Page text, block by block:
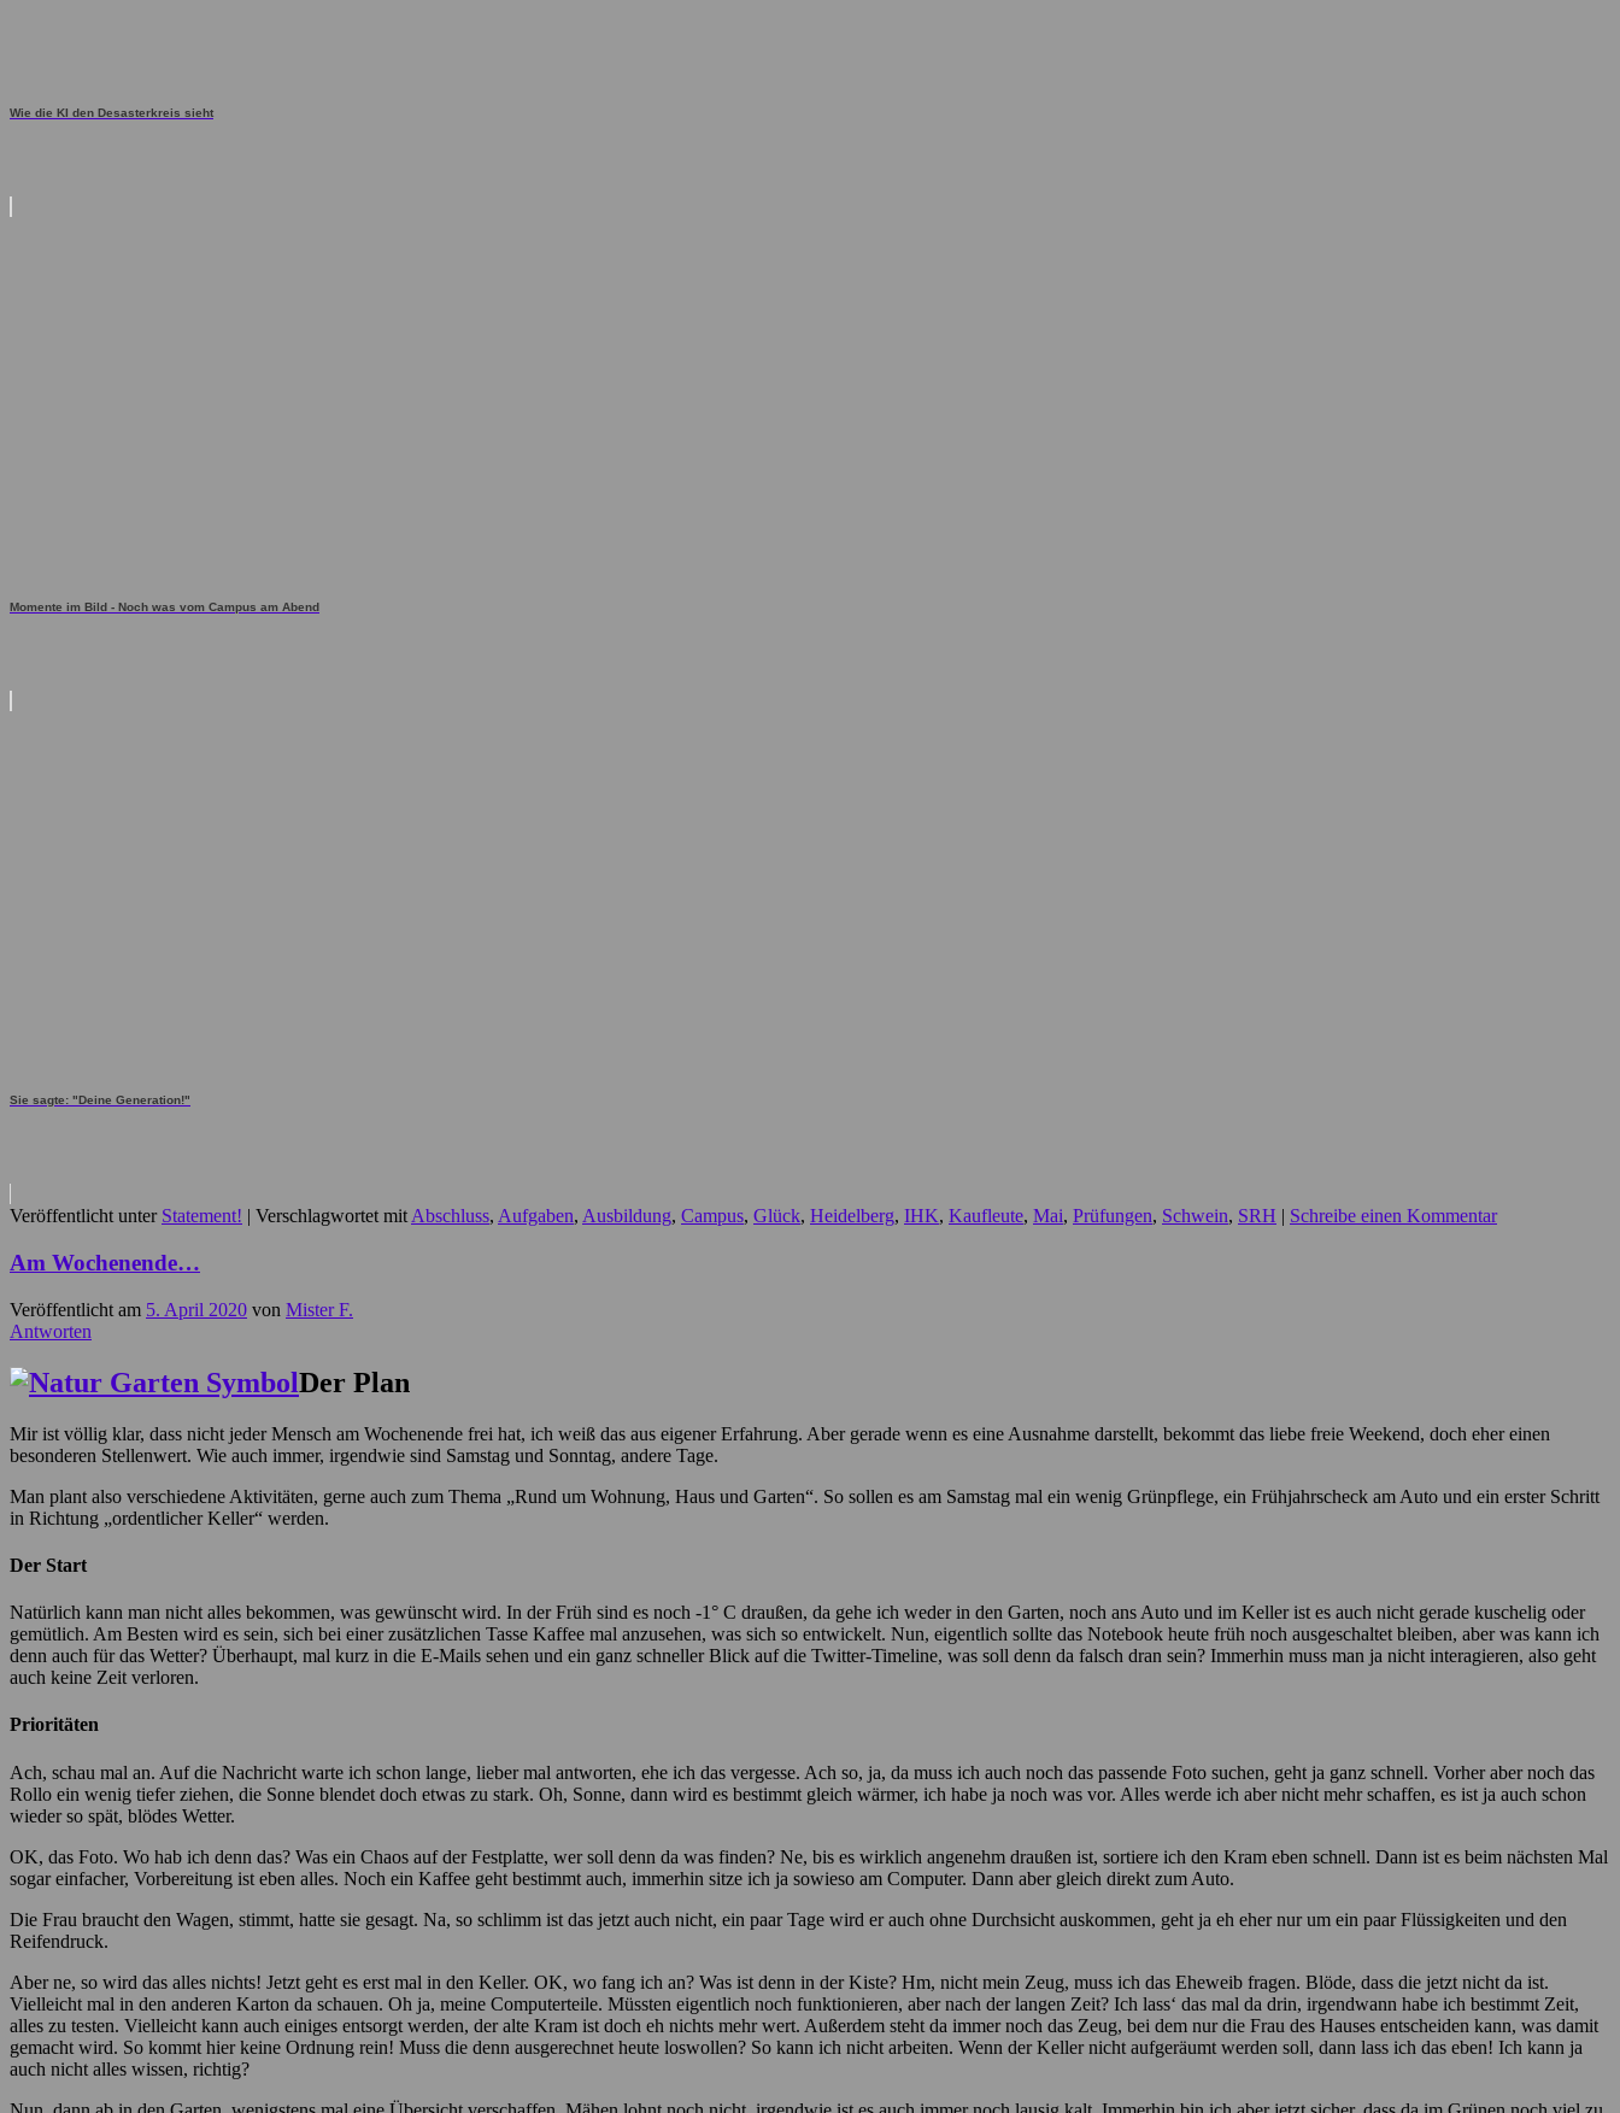
Wie die KI den Desasterkreis sieht
Momente im Bild - Noch was vom Campus am Abend
Sie sagte: "Deine Generation!"
Veröffentlicht unter Statement! | Verschlagwortet mit Abschluss, Aufgaben, Ausbildung, Campus, Glück, Heidelberg, IHK, Kaufleute, Mai, Prüfungen, Schwein, SRH | Schreibe einen Kommentar
Am Wochenende…
Veröffentlicht am 5. April 2020 von Mister F.
Antworten
Der Plan
Mir ist völlig klar, dass nicht jeder Mensch am Wochenende frei hat, ich weiß das aus eigener Erfahrung. Aber gerade wenn es eine Ausnahme darstellt, bekommt das liebe freie Weekend, doch eher einen
besonderen Stellenwert. Wie auch immer, irgendwie sind Samstag und Sonntag, andere Tage.
Man plant also verschiedene Aktivitäten, gerne auch zum Thema „Rund um Wohnung, Haus und Garten“. So sollen es am Samstag mal ein wenig Grünpflege, ein Frühjahrscheck am Auto und ein erster Schritt
in Richtung „ordentlicher Keller“ werden.
Der Start
Natürlich kann man nicht alles bekommen, was gewünscht wird. In der Früh sind es noch -1° C draußen, da gehe ich weder in den Garten, noch ans Auto und im Keller ist es auch nicht gerade kuschelig oder
gemütlich. Am Besten wird es sein, sich bei einer zusätzlichen Tasse Kaffee mal anzusehen, was sich so entwickelt. Nun, eigentlich sollte das Notebook heute früh noch ausgeschaltet bleiben, aber was kann ich
denn auch für das Wetter? Überhaupt, mal kurz in die E-Mails sehen und ein ganz schneller Blick auf die Twitter-Timeline, was soll denn da falsch dran sein? Immerhin muss man ja nicht interagieren, also geht
auch keine Zeit verloren.
Prioritäten
Ach, schau mal an. Auf die Nachricht warte ich schon lange, lieber mal antworten, ehe ich das vergesse. Ach so, ja, da muss ich auch noch das passende Foto suchen, geht ja ganz schnell. Vorher aber noch das
Rollo ein wenig tiefer ziehen, die Sonne blendet doch etwas zu stark. Oh, Sonne, dann wird es bestimmt gleich wärmer, ich habe ja noch was vor. Alles werde ich aber nicht mehr schaffen, es ist ja auch schon
wieder so spät, blödes Wetter.
OK, das Foto. Wo hab ich denn das? Was ein Chaos auf der Festplatte, wer soll denn da was finden? Ne, bis es wirklich angenehm draußen ist, sortiere ich den Kram eben schnell. Dann ist es beim nächsten Mal
sogar einfacher, Vorbereitung ist eben alles. Noch ein Kaffee geht bestimmt auch, immerhin sitze ich ja sowieso am Computer. Dann aber gleich direkt zum Auto.
Die Frau braucht den Wagen, stimmt, hatte sie gesagt. Na, so schlimm ist das jetzt auch nicht, ein paar Tage wird er auch ohne Durchsicht auskommen, geht ja eh eher nur um ein paar Flüssigkeiten und den
Reifendruck.
Aber ne, so wird das alles nichts! Jetzt geht es erst mal in den Keller. OK, wo fang ich an? Was ist denn in der Kiste? Hm, nicht mein Zeug, muss ich das Eheweib fragen. Blöde, dass die jetzt nicht da ist.
Vielleicht mal in den anderen Karton da schauen. Oh ja, meine Computerteile. Müssten eigentlich noch funktionieren, aber nach der langen Zeit? Ich lass‘ das mal da drin, irgendwann habe ich bestimmt Zeit,
alles zu testen. Vielleicht kann auch einiges entsorgt werden, der alte Kram ist doch eh nichts mehr wert. Außerdem steht da immer noch das Zeug, bei dem nur die Frau des Hauses entscheiden kann, was damit
gemacht wird. So kommt hier keine Ordnung rein! Muss die denn ausgerechnet heute loswollen? So kann ich nicht arbeiten. Wenn der Keller nicht aufgeräumt werden soll, dann lass ich das eben! Ich kann ja
auch nicht alles wissen, richtig?